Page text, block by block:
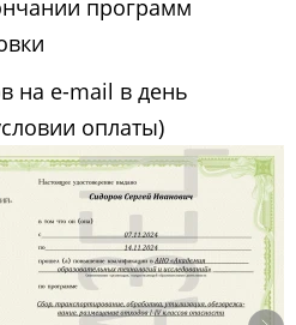
программ
на e-mail в день
оплаты)